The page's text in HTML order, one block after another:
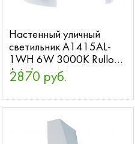
Настенный уличный
светильник A1415AL-
1WH 6W 3000K Rullo
Arte Lamp
2870 руб.